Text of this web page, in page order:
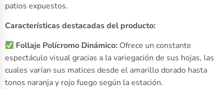
patios expuestos.
Características destacadas del producto:
Follaje Polícromo Dinámico: Ofrece un constante
espectáculo visual gracias a la variegación de sus hojas, las
cuales varían sus matices desde el amarillo dorado hasta
tonos naranja y rojo fuego según la estación.